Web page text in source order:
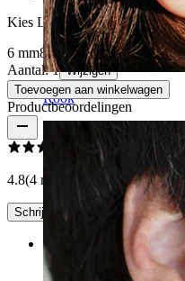
Rook
Kies Lengte
6 mm8 mm10 mm11 mm 12 mm
Aantal: 1 Wijzigen
Toevoegen aan winkelwagen
Productbeoordelingen
4.8(4 reviews)
Schrijf een review
Rating